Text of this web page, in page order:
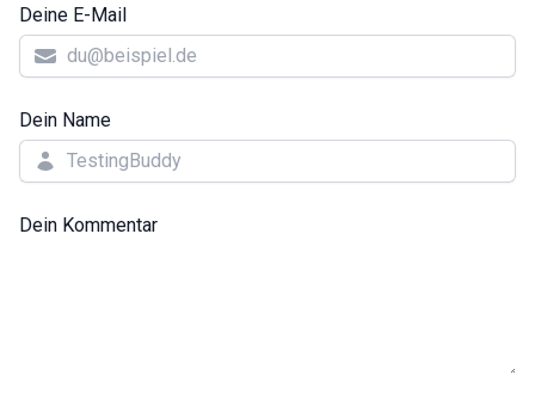
Deine E-Mail
Dein Name
Dein Kommentar